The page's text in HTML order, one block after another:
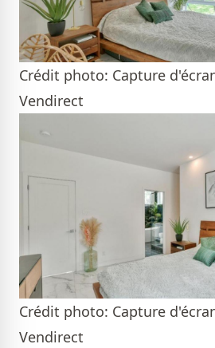
Crédit photo: Capture
Vendirect
Crédit photo: Capture
Vendirect